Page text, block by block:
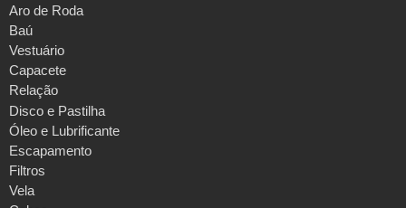
Aro de Roda
Baú
Vestuário
Capacete
Relação
Disco e Pastilha
Óleo e Lubrificante
Escapamento
Filtros
Vela